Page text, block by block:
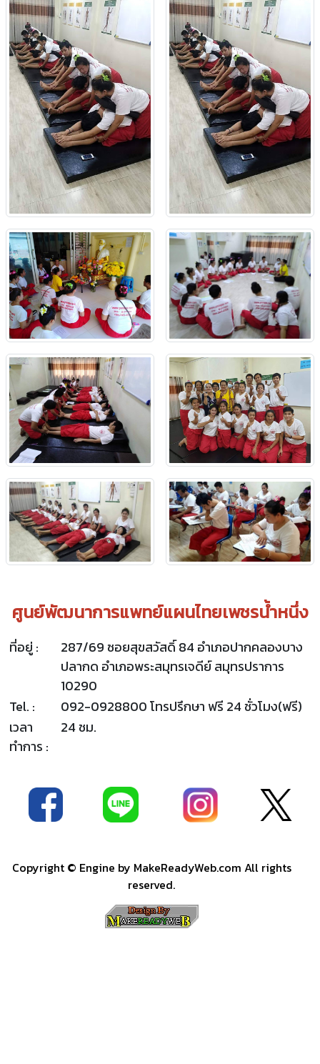
ศูนย์พัฒนาการแพทย์แผนไทยเพชรน้ำหนึ่ง
ที่อยู่ :
287/69 ซอยสุขสวัสดิ์ 84 อำเภอปากคลองบาง
ปลากด อำเภอพระสมุทรเจดีย์ สมุทรปราการ
10290
Tel. :
092-0928800 โทรปรึกษา ฟรี 24 ชั่วโมง(ฟรี)
เวลา
ทำการ :
24 ชม.
Copyright © Engine by MakeReadyWeb.com All rights
reserved.